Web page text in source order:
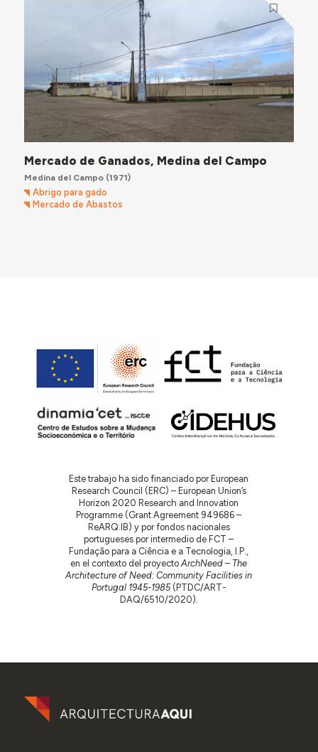
Mercado de Ganados, Medina del Campo
Medina del Campo(1971)
Abrigo para gado
Mercado de Abastos
Este trabajo ha sido financiado por European
Research Council (ERC) – European Union’s
Horizon 2020 Research and Innovation
Programme (Grant Agreement 949686 –
ReARQ.IB) y por fondos nacionales
portugueses por intermedio de FCT –
Fundação para a Ciência e a Tecnologia, I.P.,
en el contexto del proyectoArchNeed – The
Architecture of Need: Community Facilities in
Portugal 1945-1985(PTDC/ART-
DAQ/6510/2020).